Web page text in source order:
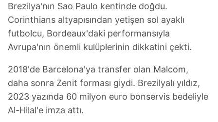
Brezilya'nın Sao Paulo kentinde doğdu.
Corinthians altyapısından yetişen sol ayaklı
futbolcu, Bordeaux'daki performansıyla
Avrupa'nın önemli kulüplerinin dikkatini çekti.
2018'de Barcelona'ya transfer olan Malcom,
daha sonra Zenit forması giydi. Brezilyalı yıldız,
2023 yazında 60 milyon euro bonservis bedeliyle
Al-Hilal'e imza attı.